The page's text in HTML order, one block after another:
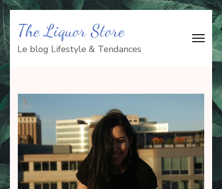
Aller
au
contenu
(Pressez
Entrée)
The Liquor Store
Le blog Lifestyle & Tendances